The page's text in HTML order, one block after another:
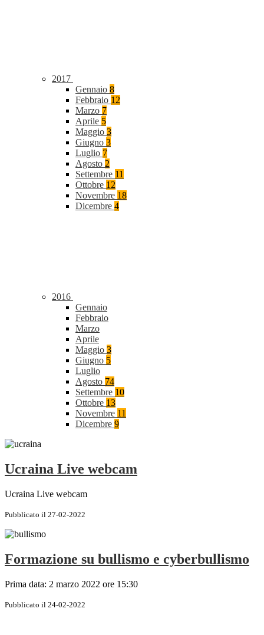
2017
Gennaio 8
Febbraio 12
Marzo 7
Aprile 5
Maggio 3
Giugno 3
Luglio 7
Agosto 2
Settembre 11
Ottobre 12
Novembre 18
Dicembre 4
2016
Gennaio
Febbraio
Marzo
Aprile
Maggio 3
Giugno 5
Luglio
Agosto 74
Settembre 10
Ottobre 13
Novembre 11
Dicembre 9
Ucraina Live webcam
Ucraina Live webcam
Pubblicato il 27-02-2022
Formazione su bullismo e cyberbullismo
Prima data: 2 marzo 2022 ore 15:30
Pubblicato il 24-02-2022